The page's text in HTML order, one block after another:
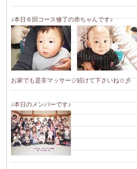
♪本日６回コース修了の赤ちゃんです♪
お家でも是非マッサージ続けて下さいね☆彡
♪本日のメンバーです♪